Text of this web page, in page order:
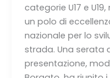
categorie U17 e
un polo di
nazionale per lo
strada. Una serata
presentazione,